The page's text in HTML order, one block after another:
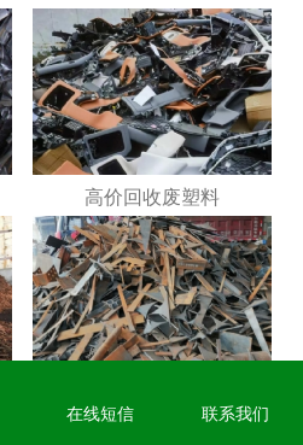
高价回收废塑料
高价回收废铁
在线短信 联系我们